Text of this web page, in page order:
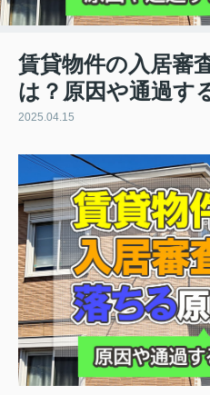
賃貸物件の入居審
は？原因や通過す
2025.04.15